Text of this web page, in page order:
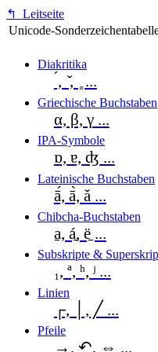
↰
Leitseite
Unicode-
Diakritika
́, ̌, ̥ ...
Griechische Buchstaben
α, β, γ ...
IPA-Symbole
ɒ, ɐ, ʤ ...
Lateinische Buchstaben
ā́, ā̀, ǎ ...
Chibcha-Buchstaben
a̱, á̱, ë̱ ...
Subskripte &
₁, ª, ʰ, ʲ ...
Linien
┌, │, ╱ ...
Pfeile
→, ↶, ⇔ ...